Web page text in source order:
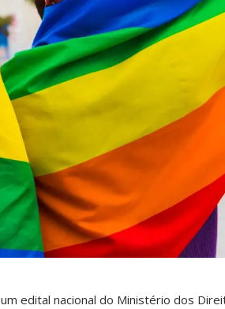
edital nacional do Ministério dos